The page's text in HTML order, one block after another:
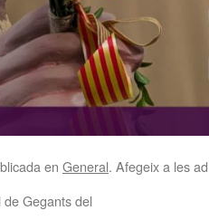
en General. Afegeix a les
Gegants del